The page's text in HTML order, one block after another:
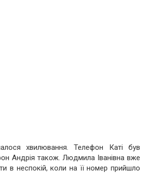
хвилювання. Телефон Каті був
Андрія також. Людмила Іванівна вже
в неспокій, коли на її номер прийшло